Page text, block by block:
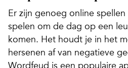
Er zijn genoeg online
spelen om de dag op een
komen. Het houdt je in het
hersenen af van negatieve
Wordfeud is een populaire